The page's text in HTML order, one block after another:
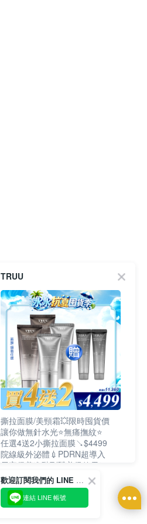
TRUU
撕拉面膜/美頸霜💥限時囤貨價
讓你做無針水光⭐無痛撫紋⭐
任選4送2小撕拉面膜↘$4499
院線級外泌體💉PDRN超導入
居家保養進階到醫美級效果❗
歡迎訂閱我們的 LINE 官方帳號
連結 LINE 帳號